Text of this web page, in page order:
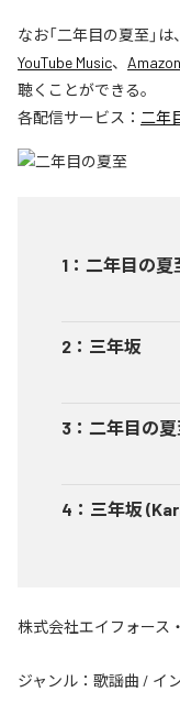
なお「二年目の夏至 」は、
YouTube Music、
聴くことができる。
各配信サービス： 二年
1 ： 二年目の夏
2 ： 三年坂
3 ： 二年目の
4 ： 三年坂
株式会社エイフォース
ジャンル： 歌謡曲 / イ